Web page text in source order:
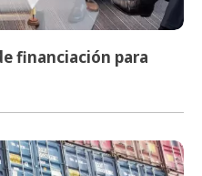
financiación para